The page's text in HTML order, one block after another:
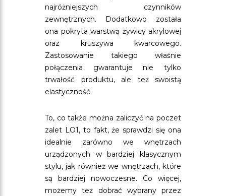
najróżniejszych czynników
zewnętrznych. Dodatkowo została
ona pokryta warstwą żywicy akrylowej
oraz kruszywa kwarcowego.
Zastosowanie takiego właśnie
połączenia gwarantuje nie tylko
trwałość produktu, ale też swoistą
elastyczność.
To, co także można zaliczyć na poczet
zalet LO1, to fakt, że sprawdzi się ona
idealnie zarówno we wnętrzach
urządzonych w bardziej klasycznym
stylu, jak również we wnętrzach, które
są bardziej nowoczesne. Co więcej,
możemy też dobrać wybrany przez